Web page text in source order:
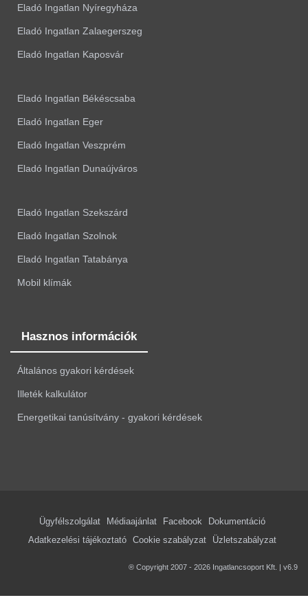
Eladó Ingatlan Nyíregyháza
Eladó Ingatlan Zalaegerszeg
Eladó Ingatlan Kaposvár
Eladó Ingatlan Békéscsaba
Eladó Ingatlan Eger
Eladó Ingatlan Veszprém
Eladó Ingatlan Dunaújváros
Eladó Ingatlan Szekszárd
Eladó Ingatlan Szolnok
Eladó Ingatlan Tatabánya
Mobil klímák
Hasznos információk
Általános gyakori kérdések
Illeték kalkulátor
Energetikai tanúsítvány - gyakori kérdések
Ügyfélszolgálat Médiaajánlat Facebook
Dokumentáció
Adatkezelési tájékoztató Cookie szabályzat Üzletszabályzat
® Copyright 2007 - 2026 Ingatlancsoport Kft. | v6.9